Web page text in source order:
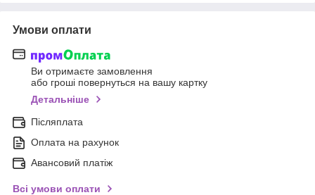
Умови оплати
Ви отримаєте замовлення
або гроші повернуться на вашу картку
Детальніше
Післяплата
Оплата на рахунок
Авансовий платіж
Всі умови оплати